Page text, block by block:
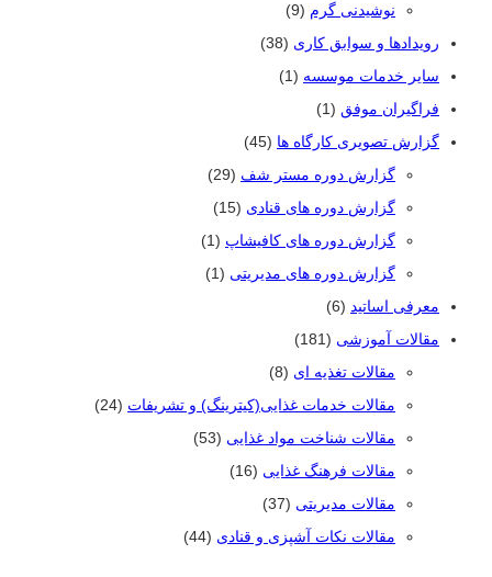
نوشیدنی گرم (9)
رویدادها و سوابق کاری (38)
سایر خدمات موسسه (1)
فراگیران موفق (1)
گزارش تصویری کارگاه ها (45)
گزارش دوره مستر شف (29)
گزارش دوره های قنادی (15)
گزارش دوره های کافیشاپ (1)
گزارش دوره های مدیریتی (1)
معرفی اساتید (6)
مقالات آموزشی (181)
مقالات تغذیه ای (8)
مقالات خدمات غذایی(کیترینگ) و تشریفات (24)
مقالات شناخت مواد غذایی (53)
مقالات فرهنگ غذایی (16)
مقالات مدیریتی (37)
مقالات نکات آشپزی و قنادی (44)